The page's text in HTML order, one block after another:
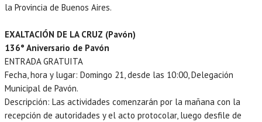
la Provincia de Buenos Aires.
EXALTACIÓN DE LA CRUZ (Pavón)
136° Aniversario de Pavón
ENTRADA GRATUITA
Fecha, hora y lugar: Domingo 21, desde las 10:00, Delegación
Municipal de Pavón.
Descripción: Las actividades comenzarán por la mañana con la
recepción de autoridades y el acto protocolar, luego desfile de